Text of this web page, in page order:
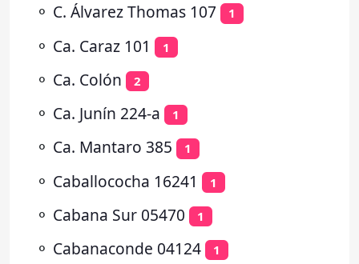
⚬ C. Álvarez Thomas 107 1
⚬ Ca. Caraz 101 1
⚬ Ca. Colón 2
⚬ Ca. Junín 224-a 1
⚬ Ca. Mantaro 385 1
⚬ Caballococha 16241 1
⚬ Cabana Sur 05470 1
⚬ Cabanaconde 04124 1